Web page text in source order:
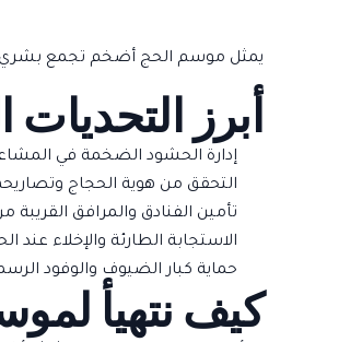
يمثل موسم الحج أضخم تجمع بشري منظم على وجه الأرض،
أبرز
إدارة الحشود الضخمة في
التحقق من هوية الحجاج
تأمين الفنادق والمرافق القريبة
الاستجابة الطارئة والإخلاء عند
حماية كبار الضيوف والوفود
كيف نتهيأ